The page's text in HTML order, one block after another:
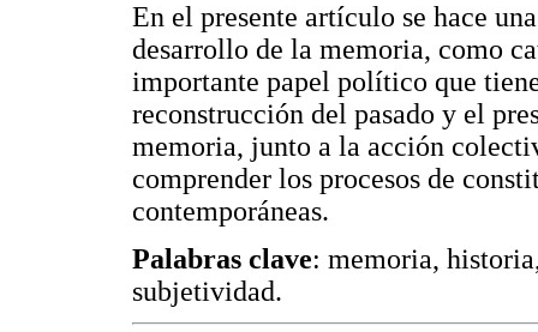
En el presente artículo se hace
desarrollo de la memoria, como
importante papel político que
reconstrucción del pasado y el
memoria, junto a la acción
comprender los procesos de
contemporáneas.
Palabras clave: memoria,
subjetividad.